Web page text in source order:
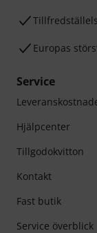
Europas
Service
Hjälpcenter
Tillgodokvitton
Kontakt
Fast butik
Service överblick